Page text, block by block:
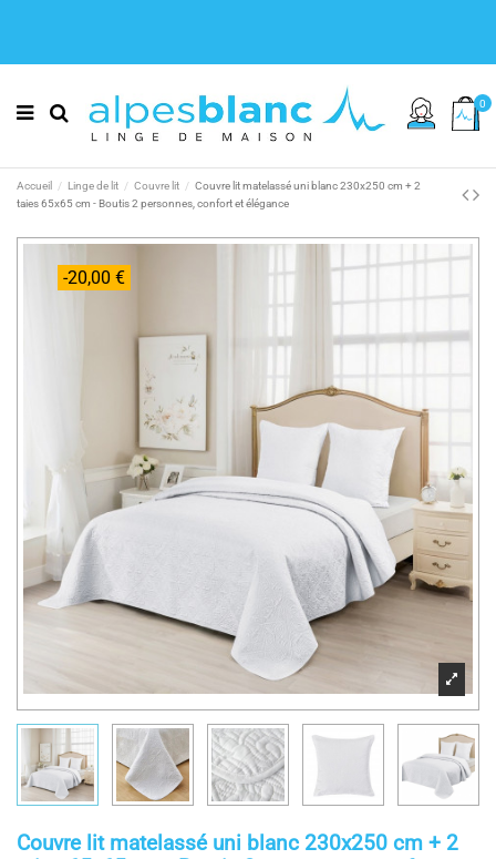
0
Accueil Linge de lit Couvre lit
Couvre lit matelassé uni blanc 230x250 cm + 2
taies 65x65 cm - Boutis 2 personnes, confort et élégance
-20,00 €
Couvre lit matelassé uni blanc 230x250 cm + 2